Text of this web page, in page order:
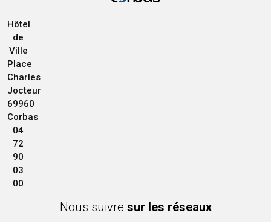
Hôtel
de
Ville
Place
Charles
Jocteur
69960
Corbas
04
72
90
03
00
Nous suivre sur les réseaux